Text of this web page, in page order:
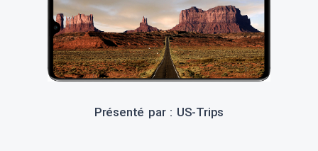
Présenté par : US-Trips